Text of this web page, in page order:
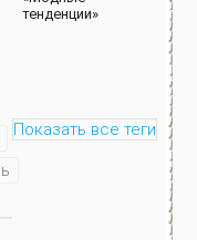
тенденции»
Показать все теги